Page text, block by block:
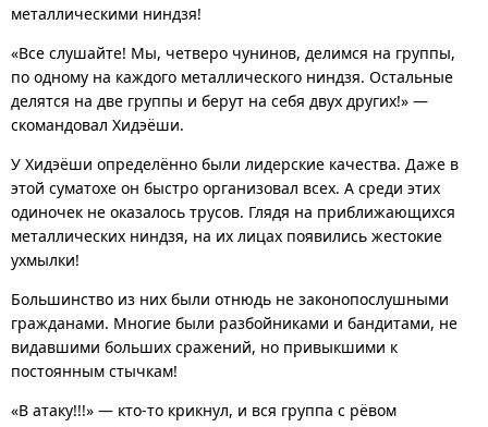
металлическими ниндзя!
«Все слушайте! Мы, четверо чунинов, делимся на группы,
по одному на каждого металлического ниндзя. Остальные
делятся на две группы и берут на себя двух других!» —
скомандовал Хидэёши.
У Хидэёши определённо были лидерские качества. Даже в
этой суматохе он быстро организовал всех. А среди этих
одиночек не оказалось трусов. Глядя на приближающихся
металлических ниндзя, на их лицах появились жестокие
ухмылки!
Большинство из них были отнюдь не законопослушными
гражданами. Многие были разбойниками и бандитами, не
видавшими больших сражений, но привыкшими к
постоянным стычкам!
«В атаку!!!» — кто-то крикнул, и вся группа с рёвом